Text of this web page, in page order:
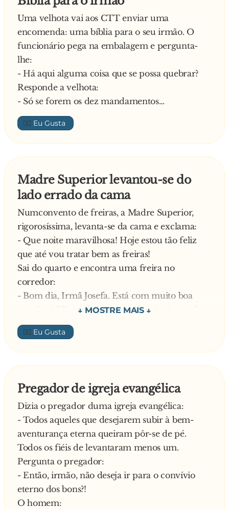
Responde o amigo:
- É… Mas a tua namorada gosta!
António mais uma vez:
- Vai mamar na corneta pah, tenho de me ir
embora. Ah, mas manda um beijo à boazona da
tua irmã, ok?
Responde o carlos:
- Vai-te f*der boi! Não tens pica para ela! Xau
fica bem, abraço!
Despede-se o amigo:
- Porta-te, abraço!
Carlos fica a pensar:
- “Este gajo pah… Cinco estrelas!”
António:
- “Este c**... não muda…. é um espectác**...!”
- OK! De quem é que são estas botas, então?
- São do meu irmão! A minha mãe obrigou-me
a trazê-las!
Uma velhota vai aos CTT enviar uma
encomenda: uma bíblia para o seu irmão. O
funcionário pega na embalagem e pergunta-
lhe:
- Há aqui alguma coisa que se possa quebrar?
Responde a velhota:
- Só se forem os dez mandamentos…
👍🏼
Madre Superior levantou-se do
lado errado da cama
Numconvento de freiras, a Madre Superior,
rigorosíssima, levanta-se da cama e exclama:
- Que noite maravilhosa! Hoje estou tão feliz
que até vou tratar bem as freiras!
Sai do quarto e encontra uma freira no
corredor:
- Bom dia, Irmã Josefa. Está com muito boa
aparência! E que bela camisola está tricotando…
Responde a Irmã Josefa:
- Obrigada, Madre. A senhora também está
muito bem, mas parece que se levantou do lado
errado da cama, não?
continuou.
Mais adiante, encontrou outra freira:
- Bom dia, Irmã Maria! Você parece muito bem!
E o seu bordado está a ficar lindo. Parabéns!
Responde a irmã Maria:
- Obrigada, Madre. A senhora também está com
bom aspecto. Mas vê-se que hoje se levantou do
lado errado da cama…
A Madre Superior ficou furiosa, mas seguiu o
👍🏼
Pregador de igreja evangélica
Dizia o pregador duma igreja evangélica:
- Todos aqueles que desejarem subir à bem-
aventurança eterna queiram pôr-se de pé.
Todos os fiéis de levantaram menos um.
Pergunta o pregador:
- Então, irmão, não deseja ir para o convívio
eterno dos bons?!
O homem: